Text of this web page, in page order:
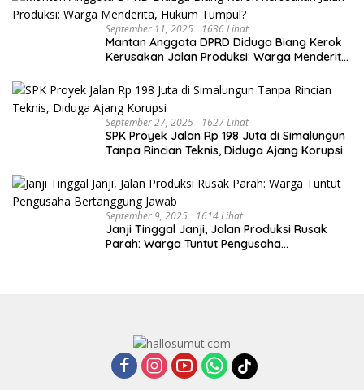
September 11, 2025 1636 Lihat
Mantan Anggota DPRD Diduga Biang Kerok
Kerusakan Jalan Produksi: Warga Menderita,
September 27, 2025 1627 Lihat
SPK Proyek Jalan Rp 198 Juta di Simalungun
Tanpa Rincian Teknis, Diduga Ajang Korupsi
September 9, 2025 1614 Lihat
Janji Tinggal Janji, Jalan Produksi Rusak
Parah: Warga Tuntut Pengusaha